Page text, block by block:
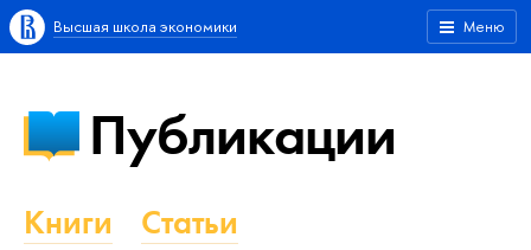
Меню
Высшая школа экономики
Публикации
Книги
Статьи